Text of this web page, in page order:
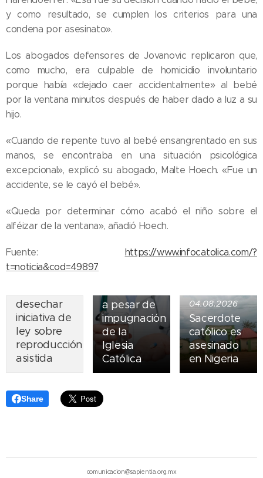
y como resultado, se cumplen los criterios para una
condena por asesinato».
Los abogados defensores de Jovanovic replicaron que,
como mucho, era culpable de homicidio involuntario
porque había «dejado caer accidentalmente» al bebé
por la ventana minutos después de haber dado a luz a su
hijo.
«Cuando de repente tuvo al bebé ensangrentado en sus
manos, se encontraba en una situación psicológica
excepcional», explicó su abogado, Malte Hoech. «Fue un
accidente, se le cayó el bebé».
«Queda por determinar cómo acabó el niño sobre el
alféizar de la ventana», añadió Hoech.
Fuente:
https://www.infocatolica.com/?
t=noticia&cod=49897
07.08.2026
Piden
desechar
iniciativa de
ley sobre
reproducción
asistida
05.08.2026
Ley del
asistido
a pesar de
impugnación
de la
Iglesia
Católica
04.08.2026
Sacerdote
católico es
asesinado
en Nigeria
Share
comunicacion@sapientia.org.mx